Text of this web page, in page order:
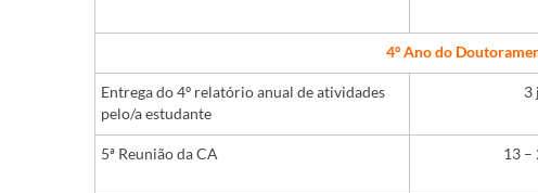
4º Ano do
Entrega do 4º relatório anual de atividades
pelo/a estudante
3
5ª Reunião da CA 13 –